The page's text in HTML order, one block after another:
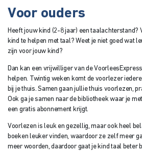
Voor ouders
Heeft jouw kind (2-8 jaar) een taalachterstand?
kind te helpen met taal? Weet je niet goed wat
zijn voor jouw kind?
Dan kan een vrijwilliger van de
helpen. Twintig weken komt de voorlezer
bij je thuis. Samen gaan jullie thuis voorlezen,
Ook ga je samen naar de bibliotheek waar je
een gratis abonnement krijgt.
Voorlezen is leuk en gezellig, maar ook heel
boeken leuker vinden, waardoor ze zelf meer
meer woorden, daardoor gaat je kind taal beter